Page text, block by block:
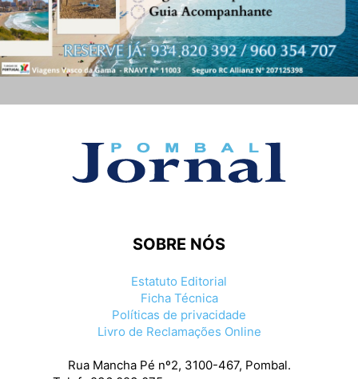
SOBRE NÓS
Estatuto Editorial
Ficha Técnica
Políticas de privacidade
Livro de Reclamações Online
Rua Mancha Pé nº2, 3100-467, Pombal.